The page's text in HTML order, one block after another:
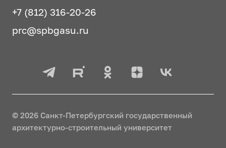
+7 (812) 316-20-26
prc@spbgasu.ru
© 2026 Санкт-Петербургский государственный
архитектурно-строительный университет